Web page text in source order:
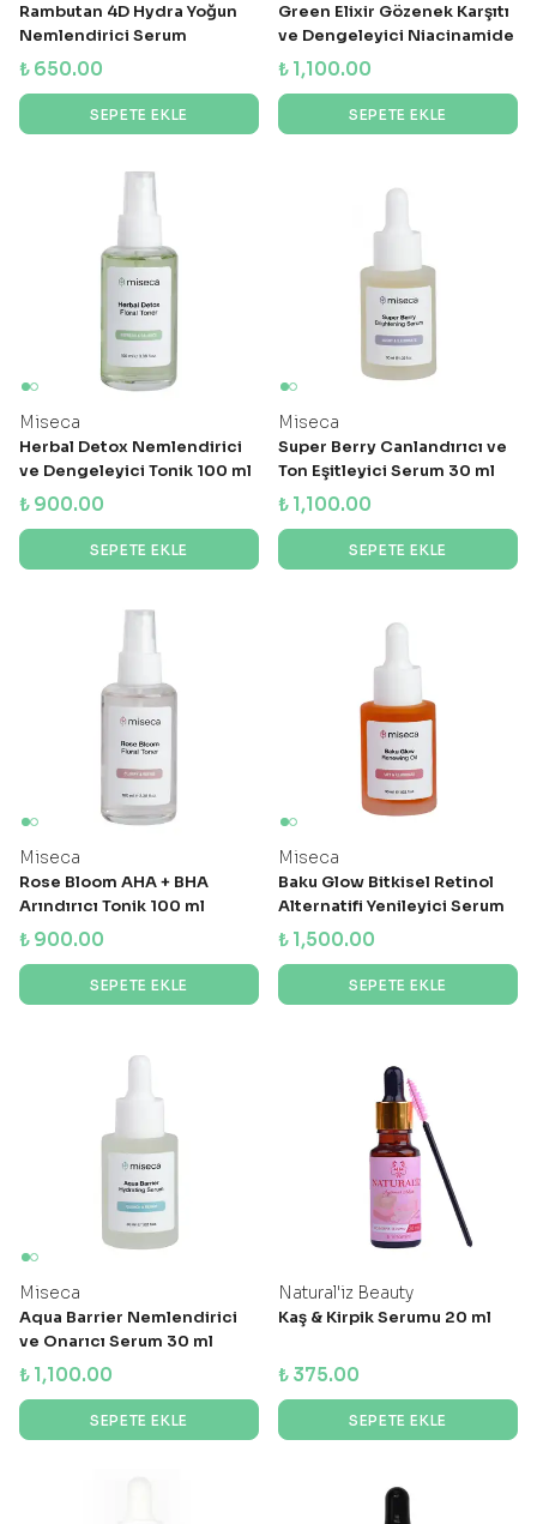
Rambutan 4D Hydra Yoğun
Nemlendirici Serum
₺ 650.00
SEPETE EKLE
Green Elixir Gözenek Karşıtı
ve Dengeleyici Niacinamide
Serum 30 ml
₺ 1,100.00
SEPETE EKLE
Miseca
Herbal Detox Nemlendirici
ve Dengeleyici Tonik 100 ml
₺ 900.00
SEPETE EKLE
Miseca
Super Berry Canlandırıcı ve
Ton Eşitleyici Serum 30 ml
₺ 1,100.00
SEPETE EKLE
Miseca
Rose Bloom AHA + BHA
Arındırıcı Tonik 100 ml
₺ 900.00
SEPETE EKLE
Miseca
Baku Glow Bitkisel Retinol
Alternatifi Yenileyici Serum
30 ml
₺ 1,500.00
SEPETE EKLE
Miseca
Aqua Barrier Nemlendirici
ve Onarıcı Serum 30 ml
₺ 1,100.00
SEPETE EKLE
Natural'iz Beauty
Kaş & Kirpik Serumu 20 ml
₺ 375.00
SEPETE EKLE